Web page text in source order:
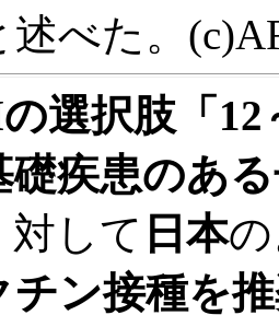
べた。
選択肢「
礎疾患のあ
対して 日本
チン接種を